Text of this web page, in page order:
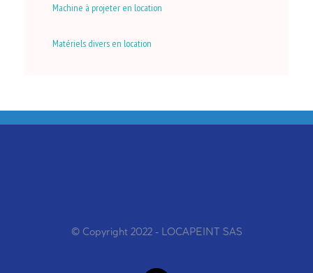
Machine à projeter en location
Matériels divers en location
© Copyright 2022 - LOCAPEINT SAS